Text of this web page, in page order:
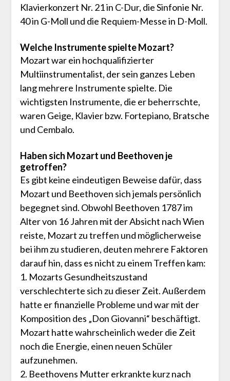
Klavierkonzert Nr. 21 in C-Dur, die Sinfonie Nr.
40 in G-Moll und die Requiem-Messe in D-Moll.
Welche Instrumente spielte Mozart?
Mozart war ein hochqualifizierter
Multiinstrumentalist, der sein ganzes Leben
lang mehrere Instrumente spielte. Die
wichtigsten Instrumente, die er beherrschte,
waren Geige, Klavier bzw. Fortepiano, Bratsche
und Cembalo.
Haben sich Mozart und Beethoven je
getroffen?
Es gibt keine eindeutigen Beweise dafür, dass
Mozart und Beethoven sich jemals persönlich
begegnet sind. Obwohl Beethoven 1787 im
Alter von 16 Jahren mit der Absicht nach Wien
reiste, Mozart zu treffen und möglicherweise
bei ihm zu studieren, deuten mehrere Faktoren
darauf hin, dass es nicht zu einem Treffen kam:
1. Mozarts Gesundheitszustand
verschlechterte sich zu dieser Zeit. Außerdem
hatte er finanzielle Probleme und war mit der
Komposition des „Don Giovanni“ beschäftigt.
Mozart hatte wahrscheinlich weder die Zeit
noch die Energie, einen neuen Schüler
aufzunehmen.
2. Beethovens Mutter erkrankte kurz nach